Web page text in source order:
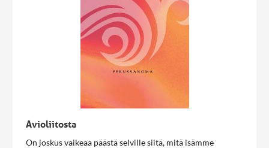
Avioliitosta
On joskus vaikeaa päästä selville siitä, mitä isämme